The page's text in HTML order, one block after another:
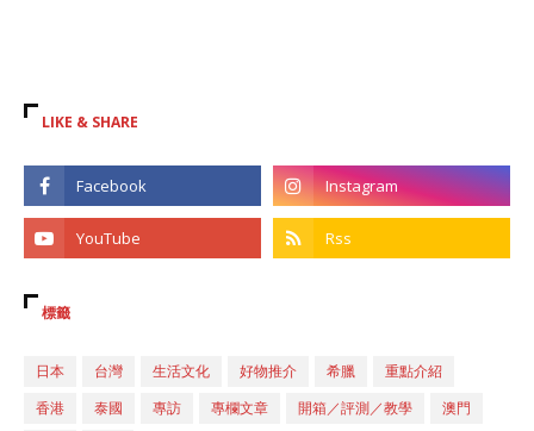
LIKE & SHARE
標籤
日本 台灣 生活文化 好物推介 希臘
重點介紹
香港
泰國 專訪 專欄文章 開箱／評測／教學
澳門